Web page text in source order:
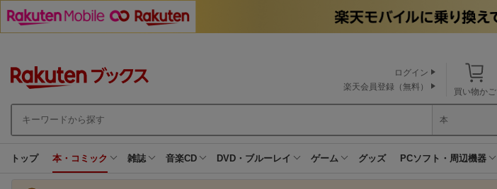
買い物かご
ログイン
楽天会員登録（無料）
本
トップ 本・コミック 雑誌 音楽CD DVD・ブルーレイ ゲーム グッズ PCソフト・周辺機器